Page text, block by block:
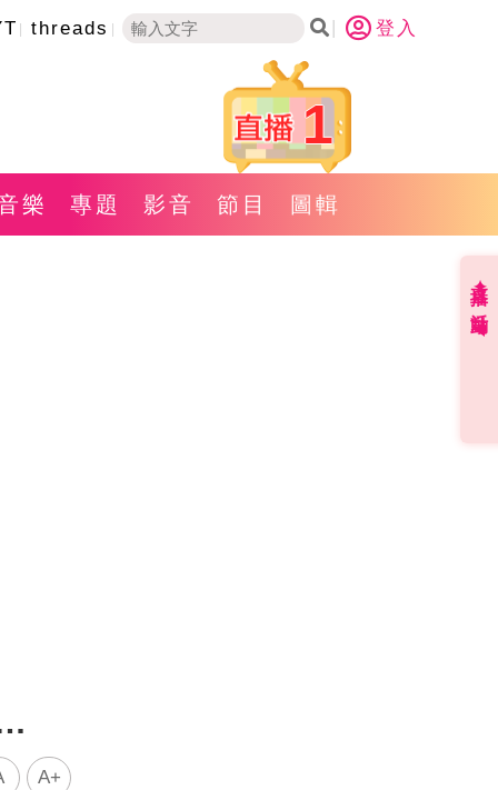
threads 登入
1
樂 專題 影音 節目 圖輯
A+
直播✦活動